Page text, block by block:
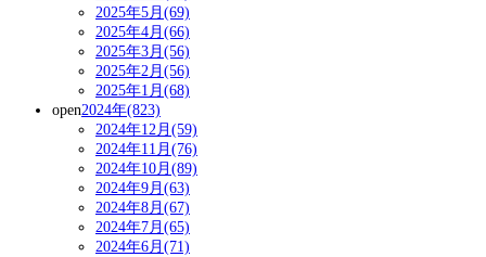
2025年5月(69)
2025年4月(66)
2025年3月(56)
2025年2月(56)
2025年1月(68)
open2024年(823)
2024年12月(59)
2024年11月(76)
2024年10月(89)
2024年9月(63)
2024年8月(67)
2024年7月(65)
2024年6月(71)